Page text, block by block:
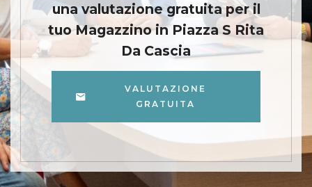
una valutazione gratuita per il
tuo Magazzino in Piazza S Rita
Da Cascia
VALUTAZIONE
GRATUITA